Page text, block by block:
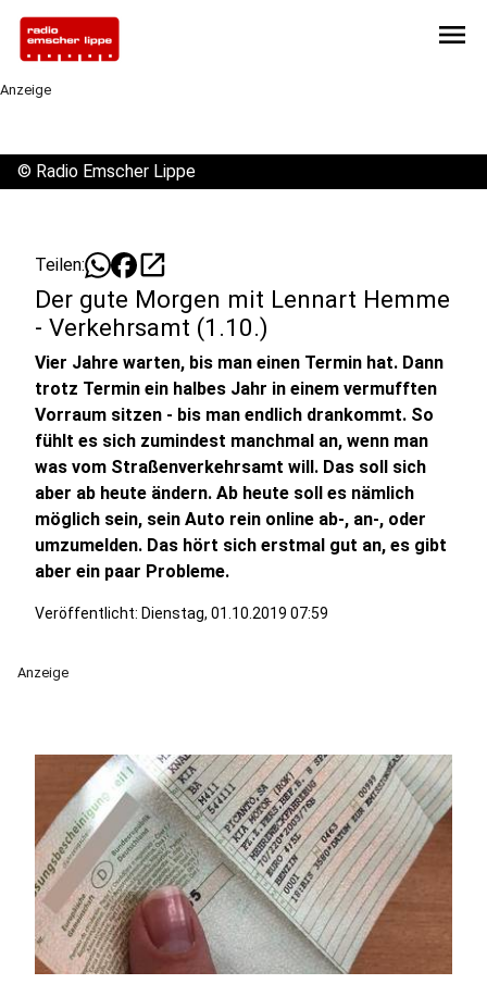
menu
Anzeige
© Radio Emscher Lippe
Teilen: open_in_new
Der gute Morgen mit Lennart Hemme
- Verkehrsamt (1.10.)
Vier Jahre warten, bis man einen Termin hat. Dann
trotz Termin ein halbes Jahr in einem vermufften
Vorraum sitzen - bis man endlich drankommt. So
fühlt es sich zumindest manchmal an, wenn man
was vom Straßenverkehrsamt will. Das soll sich
aber ab heute ändern. Ab heute soll es nämlich
möglich sein, sein Auto rein online ab-, an-, oder
umzumelden. Das hört sich erstmal gut an, es gibt
aber ein paar Probleme.
Veröffentlicht: Dienstag, 01.10.2019 07:59
Anzeige